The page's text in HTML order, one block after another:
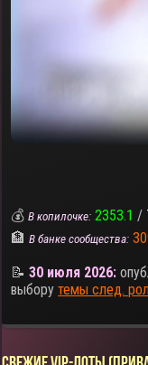
💰В копилочке: 2353.1 /
🏦В банке сообщества:
📝30 июля 2026:
выборутемы след.